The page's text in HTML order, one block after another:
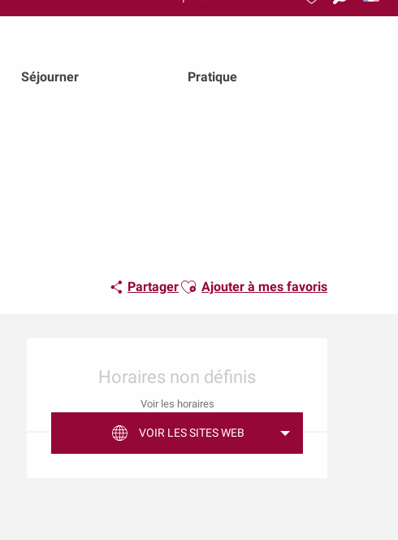
Séjourner Pratique
PartagerAjouter aux favoris
Ajouter à mes favoris
Ouverture et
Horaires non définis
Voir les horaires
VOIR LES SITES WEB